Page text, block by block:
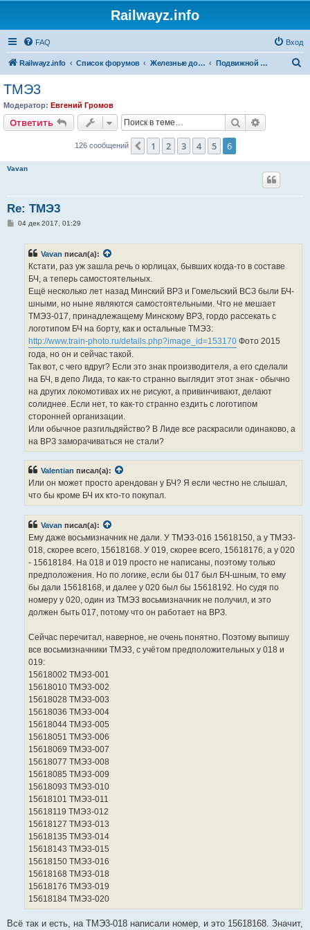
Railwayz.info
FAQ Вход
Railwayz.info Список форумов Железные дороги Подвижной состав
ТМЭ3
Модератор: Евгений Громов
Ответить Поиск
126 сообщений Пред.
1 2 3 4 5 6
Vavan
Re: ТМЭ3
С04 дек 2017, 01:29
Vavan писал(а):
Кстати, раз уж зашла речь о юрлицах, бывших когда-то в составе
БЧ, а теперь самостоятельных.
Ещё несколько лет назад Минский ВРЗ и Гомельский ВСЗ были БЧ-
шными, но ныне являются самостоятельными. Что не мешает
ТМЭ3-017, принадлежащему Минскому ВРЗ, гордо рассекать с
логотипом БЧ на борту, как и остальные ТМЭ3:
http://www.train-photo.ru/details.php?image_id=153170 Фото 2015
года, но он и сейчас такой.
Так вот, с чего вдруг? Если это знак производителя, а его сделали
на БЧ, в депо Лида, то как-то странно выглядит этот знак - обычно
на других локомотивах их не рисуют, а привинчивают, делают
солиднее. Если нет, то как-то странно ездить с логотипом
сторонней организации.
Или обычное разгильдяйство? В Лиде все раскрасили одинаково, а
на ВРЗ заморачиваться не стали?
Valentian писал(а):
Или он может просто арендован у БЧ? Я если честно не слышал,
что бы кроме БЧ их кто-то покупал.
Vavan писал(а):
Ему даже восьмизначник не дали. У ТМЭ3-016 15618150, а у ТМЭ3-
018, скорее всего, 15618168. У 019, скорее всего, 15618176, а у 020
- 15618184. На 018 и 019 просто не написаны, поэтому только
предположения. Но по логике, если бы 017 был БЧ-шным, то ему
бы дали 15618168, и далее у 020 был бы 15618192. Но судя по
номеру у 020, один из ТМЭ3 восьмизначник не получил, и это
должен быть 017, потому что он работает на ВРЗ.
Сейчас перечитал, наверное, не очень понятно. Поэтому выпишу
все восьмизначники ТМЭ3, с учётом предположительных у 018 и
019:
15618002 ТМЭ3-001
15618010 ТМЭ3-002
15618028 ТМЭ3-003
15618036 ТМЭ3-004
15618044 ТМЭ3-005
15618051 ТМЭ3-006
15618069 ТМЭ3-007
15618077 ТМЭ3-008
15618085 ТМЭ3-009
15618093 ТМЭ3-010
15618101 ТМЭ3-011
15618119 ТМЭ3-012
15618127 ТМЭ3-013
15618135 ТМЭ3-014
15618143 ТМЭ3-015
15618150 ТМЭ3-016
15618168 ТМЭ3-018
15618176 ТМЭ3-019
15618184 ТМЭ3-020
Всё так и есть, на ТМЭ3-018 написали номер, и это 15618168. Значит,